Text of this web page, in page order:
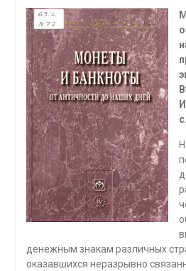
с.
денежным знакам раз­личных
оказавшихся неразрывно